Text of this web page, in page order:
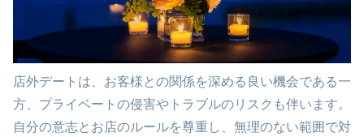
店外デートは、お客様との関係を深める良い機会である一
方、プライベートの侵害やトラブルのリスクも伴います。
自分の意志とお店のルールを尊重し、無理のない範囲で対